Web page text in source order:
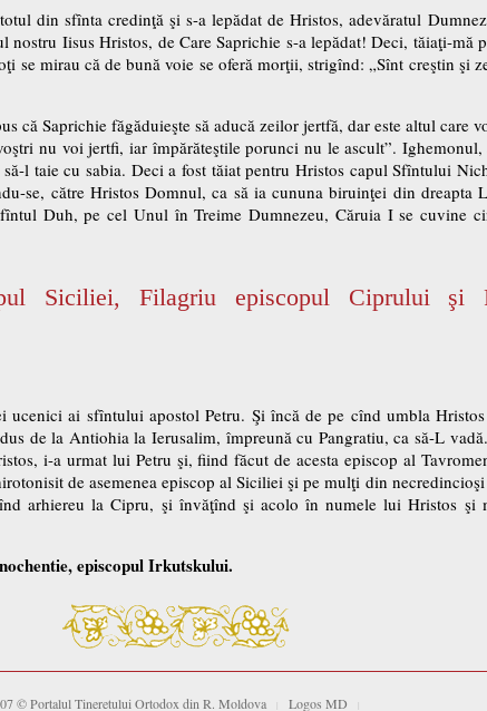
din sfînta credinţă şi s-a lepădat de Hristos, adevăratul
nostru Iisus Hristos, de Care Saprichie s-a lepădat! Deci, tăiaţi-
se mirau că de bună voie se oferă morţii, strigînd: „Sînt creştin şi
că Saprichie făgăduieşte să aducă zeilor jertfă, dar este altul care
nu voi jertfi, iar împărăteştile porunci nu le ascult”. Ighemonul,
să-l taie cu sabia. Deci a fost tăiat pentru Hristos capul Sfîntului
se, către Hristos Domnul, ca să ia cununa biruinţei din dreapta
Duh, pe cel Unul în Treime Dumnezeu, Căruia I se cuvine
Siciliei, Filagriu episcopul Ciprului şi
ucenici ai sfîntului apostol Petru. Şi încă de pe cînd umbla
de la Antiohia la Ierusalim, împreună cu Pangratiu, ca să-L
i-a urmat lui Petru şi, fiind făcut de acesta episcop al
de asemenea episcop al Siciliei şi pe mulţi din
arhiereu la Cipru, şi învăţînd şi acolo în numele lui Hristos şi
episcopul Irkutskului.
© Portalul Tineretului Ortodox din R. Moldova Logos MD